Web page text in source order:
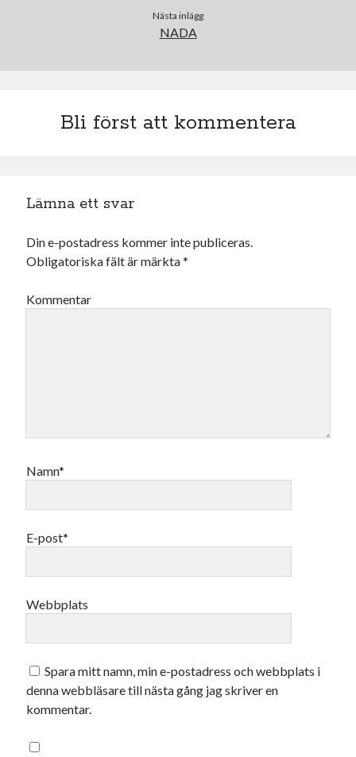
Nästa inlägg
NADA
Bli först att kommentera
Lämna ett svar
Din e-postadress kommer inte publiceras.
Obligatoriska fält är märkta*
Kommentar
Namn*
E-post*
Webbplats
Spara mitt namn, min e-postadress och webbplats i
denna webbläsare till nästa gång jag skriver en
kommentar.